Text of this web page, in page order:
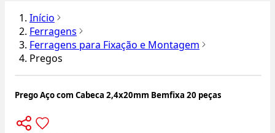
Início
Ferragens
Ferragens para Fixação e Montagem
Pregos
Prego Aço com Cabeca 2,4x20mm Bemfixa 20 peças